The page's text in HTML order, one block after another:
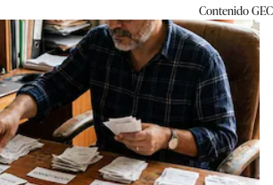
ContenidoGEC